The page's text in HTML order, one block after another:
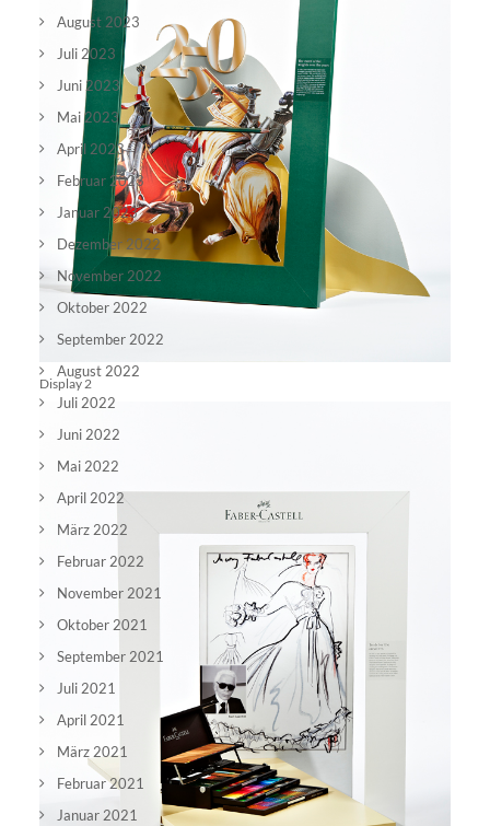
Display 2
August 2023
Juli 2023
Juni 2023
Mai 2023
April 2023
Februar 2023
Januar 2023
Dezember 2022
November 2022
Oktober 2022
September 2022
August 2022
Juli 2022
Juni 2022
Mai 2022
April 2022
März 2022
Februar 2022
November 2021
Oktober 2021
September 2021
Juli 2021
April 2021
März 2021
Februar 2021
Januar 2021